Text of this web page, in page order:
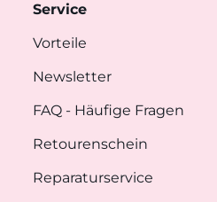
Service
Vorteile
Newsletter
FAQ - Häufige Fragen
Retourenschein
Reparaturservice